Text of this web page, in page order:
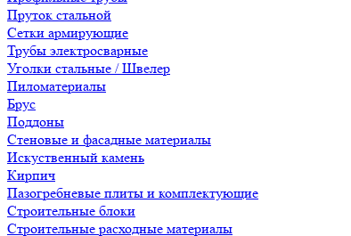
Пруток стальной
Сетки армирующие
Трубы электросварные
Уголки стальные / Швелер
Пиломатериалы
Брус
Поддоны
Стеновые и фасадные материалы
Искуственный камень
Кирпич
Пазогребневые плиты и комплектующие
Строительные блоки
Строительные расходные материалы